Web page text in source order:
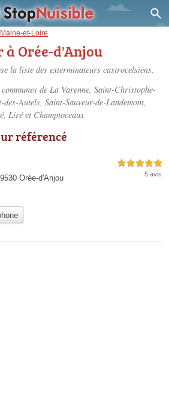
Maine-et-Loire
Orée-d'Anjou
la liste des exterminateurs castrocelsiens.
de La Varenne, Saint-Christophe-
Autels, Saint-Sauveur-de-Landemont,
Liré et Champtoceaux
référencé
Orée-d'Anjou
5,0 étoiles sur 5
5 avis